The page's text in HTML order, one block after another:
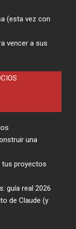
(esta vez con
vencer a sus
una
tus proyectos
guía real 2026
de Claude (y